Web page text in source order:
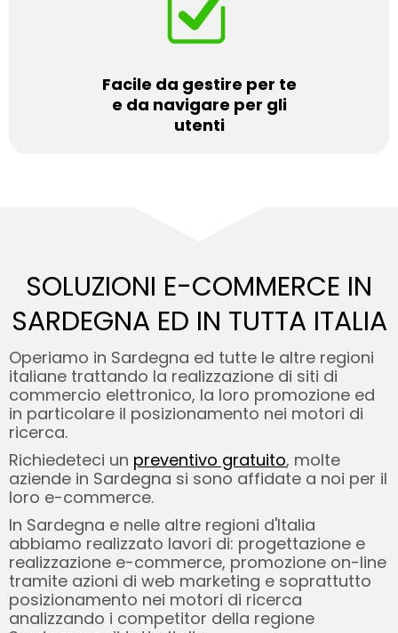
Facile da gestire per te
e da navigare per gli
utenti
SOLUZIONI E-COMMERCE IN
SARDEGNA ED IN TUTTA ITALIA
Operiamo in Sardegna ed tutte le altre regioni
italiane trattando la realizzazione di siti di
commercio elettronico, la loro promozione ed
in particolare il posizionamento nei motori di
ricerca.
Richiedeteci un preventivo gratuito, molte
aziende in Sardegna si sono affidate a noi per il
loro e-commerce.
In Sardegna e nelle altre regioni d'Italia
abbiamo realizzato lavori di: progettazione e
realizzazione e-commerce, promozione on-line
tramite azioni di web marketing e soprattutto
posizionamento nei motori di ricerca
analizzando i competitor della regione